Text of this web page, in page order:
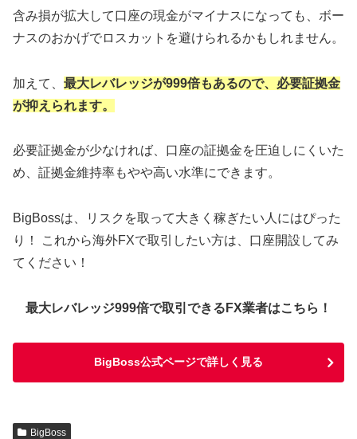
含み損が拡大して口座の現金がマイナスになっても、ボー
ナスのおかげでロスカットを避けられるかもしれません。
加えて、 最大レバレッジが999倍もあるので、必要証拠金
が抑えられます。
必要証拠金が少なければ、口座の証拠金を圧迫しにくいた
め、証拠金維持率もやや高い水準にできます。
BigBossは、リスクを取って大きく稼ぎたい人にはぴった
り！ これから海外FXで取引したい方は、口座開設してみ
てください！
最大レバレッジ999倍で取引できるFX業者はこちら！
BigBoss公式ページで詳しく見る
BigBoss